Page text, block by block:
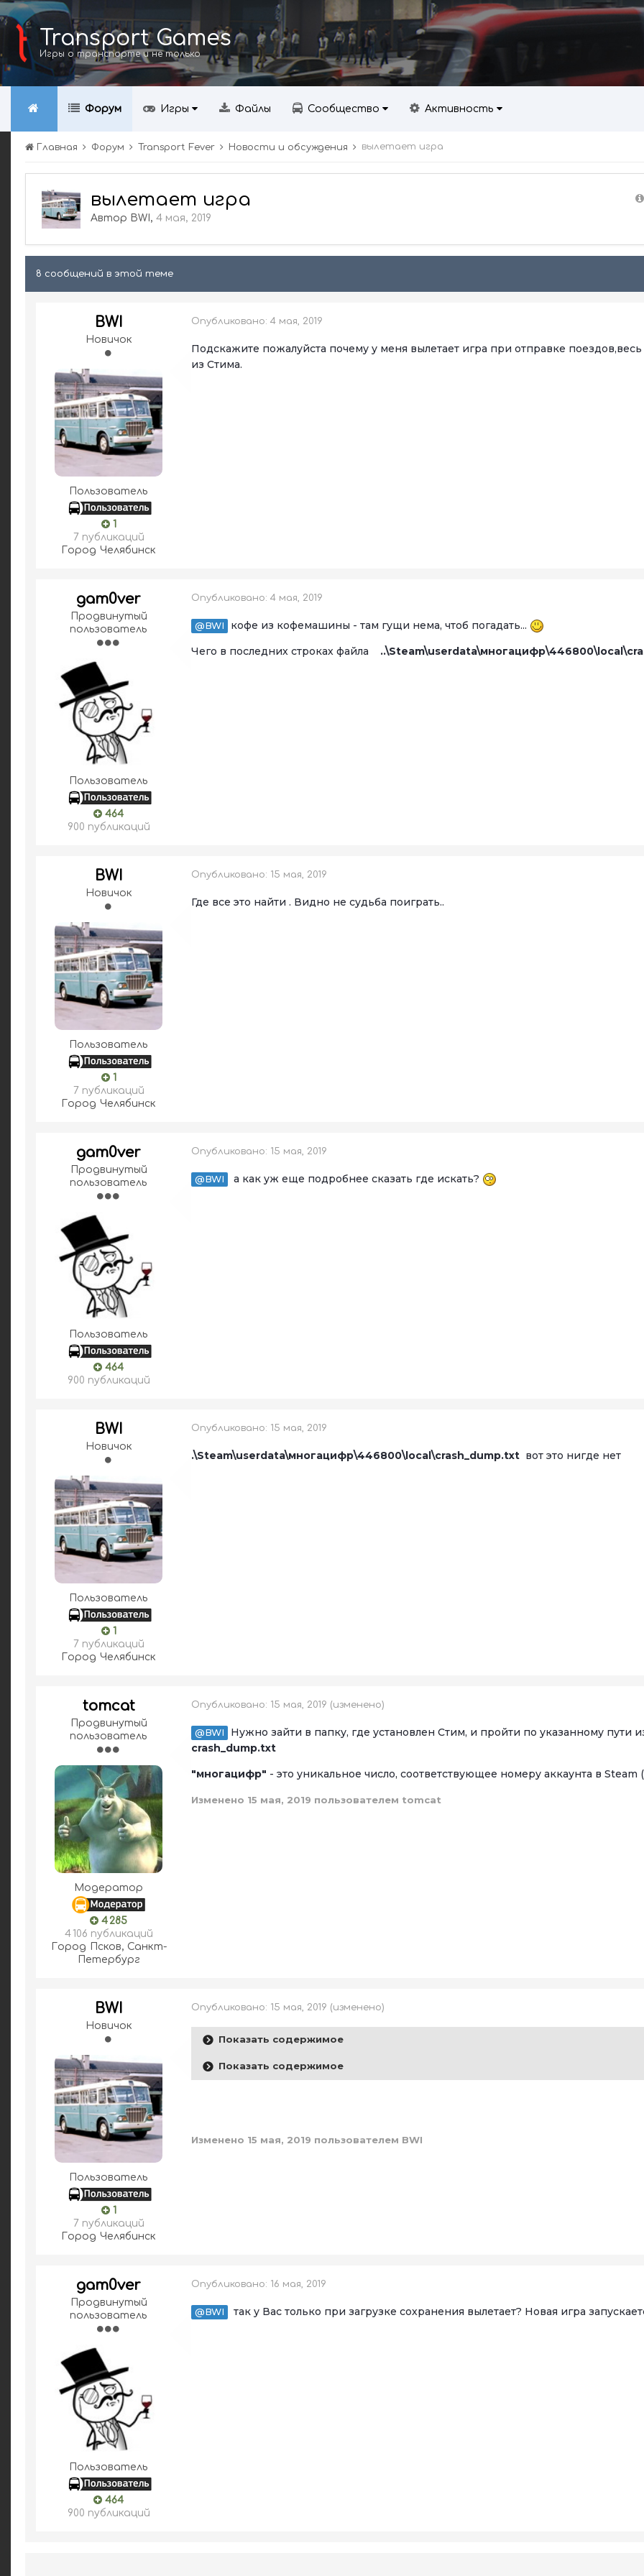
Transport Games
Игры о транспорте и не только
Форум Игры Файлы Сообщество Активность
Главная Форум Transport Fever Новости и обсуждения вылетает игра
вылетает игра
Автор BWI , 4 мая, 2019
8 сообщений в этой теме
BWI
Новичок
Пользователь
1
7 публикаций
Город Челябинск
Опубликовано: 4 мая, 2019
Подскажите пожалуйста почему у меня вылетает игра при отправке
из Стима.
gam0ver
Продвинутый
пользователь
Пользователь
464
900 публикаций
Опубликовано: 4 мая, 2019
@BWI кофе из кофемашины - там гущи нема, чтоб погадать...
Чего в последних строках файла
BWI
Новичок
Пользователь
1
7 публикаций
Город Челябинск
Опубликовано: 15 мая, 2019
Где все это найти . Видно не судьба поиграть..
gam0ver
Продвинутый
пользователь
Пользователь
464
900 публикаций
Опубликовано: 15 мая, 2019
@BWI а как уж еще подробнее сказать где искать?
BWI
Новичок
Пользователь
1
7 публикаций
Город Челябинск
Опубликовано: 15 мая, 2019
.\Steam\userdata\многацифр\446800\local\crash_dump.txt вот это нигде нет
tomcat
Продвинутый
пользователь
Модератор
4 285
4 106 публикаций
Город
Псков, Санкт-
Петербург
Опубликовано: 15 мая, 2019 (изменено)
@BWI
Нужно зайти в папку, где установлен Стим, и пройти по указанному пути
crash_dump.txt
"многацифр" - это уникальное число, соответствующее номеру аккаунта в
Изменено 15 мая, 2019 пользователем tomcat
BWI
Новичок
Пользователь
1
7 публикаций
Город Челябинск
Опубликовано: 15 мая, 2019 (изменено)
Показать содержимое
Показать содержимое
Изменено 15 мая, 2019 пользователем BWI
gam0ver
Продвинутый
пользователь
Пользователь
464
900 публикаций
Опубликовано: 16 мая, 2019
@BWI так у Вас только при загрузке сохранения вылетает? Новая игра